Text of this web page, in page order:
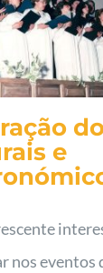
e
nos eventos